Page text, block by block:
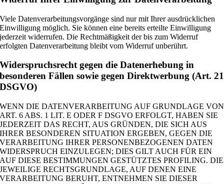
Viele Datenverarbeitungsvorgänge sind nur mit Ihrer ausdrücklichen
Einwilligung möglich. Sie können eine bereits erteilte Einwilligung
jederzeit widerrufen. Die Rechtmäßigkeit der bis zum Widerruf
erfolgten Datenverarbeitung bleibt vom Widerruf unberührt.
Widerspruchsrecht gegen die Datenerhebung in
besonderen Fällen sowie gegen Direktwerbung (Art. 21
DSGVO)
WENN DIE DATENVERARBEITUNG AUF GRUNDLAGE VON
ART. 6 ABS. 1 LIT. E ODER F DSGVO ERFOLGT, HABEN SIE
JEDERZEIT DAS RECHT, AUS GRÜNDEN, DIE SICH AUS
IHRER BESONDEREN SITUATION ERGEBEN, GEGEN DIE
VERARBEITUNG IHRER PERSONENBEZOGENEN DATEN
WIDERSPRUCH EINZULEGEN; DIES GILT AUCH FÜR EIN
AUF DIESE BESTIMMUNGEN GESTÜTZTES PROFILING. DIE
JEWEILIGE RECHTSGRUNDLAGE, AUF DENEN EINE
VERARBEITUNG BERUHT, ENTNEHMEN SIE DIESER